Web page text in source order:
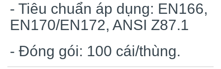
- Tiêu chuẩn áp dụng: EN166,
EN170/EN172, ANSI Z87.1
- Đóng gói: 100 cái/thùng.